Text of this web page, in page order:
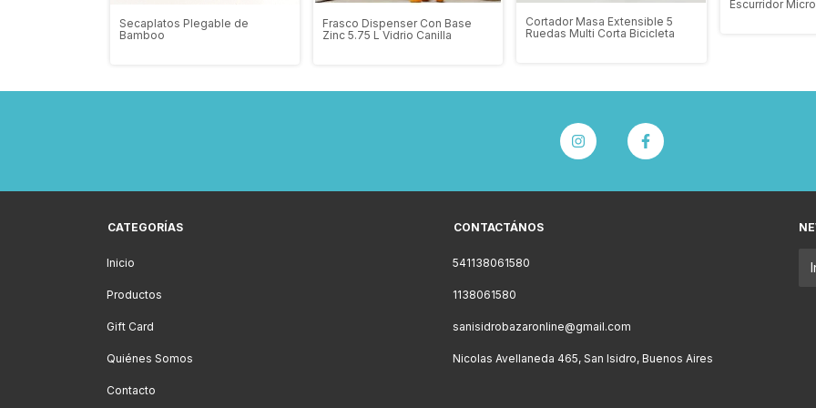
Secaplatos Plegable de
Bamboo
Frasco Dispenser Con Base
Zinc 5.75 L Vidrio Canilla
Cortador Masa Extensible 5
Ruedas Multi Corta Bicicleta
Escurridor
CATEGORÍAS
Inicio
Productos
Gift Card
Quiénes Somos
Contacto
CONTACTÁNOS
541138061580
1138061580
sanisidrobazaronline@gmail.com
Nicolas Avellaneda 465, San Isidro, Buenos Aires